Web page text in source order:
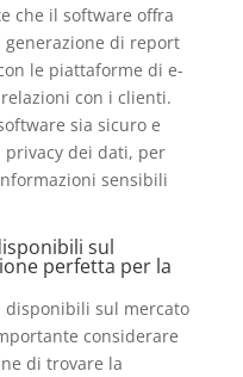
che il software offra
generazione di report
le piattaforme di e-
con i clienti.
sia sicuro e
dei dati, per
sensibili
sul
perfetta per la
disponibili sul mercato
considerare
di trovare la